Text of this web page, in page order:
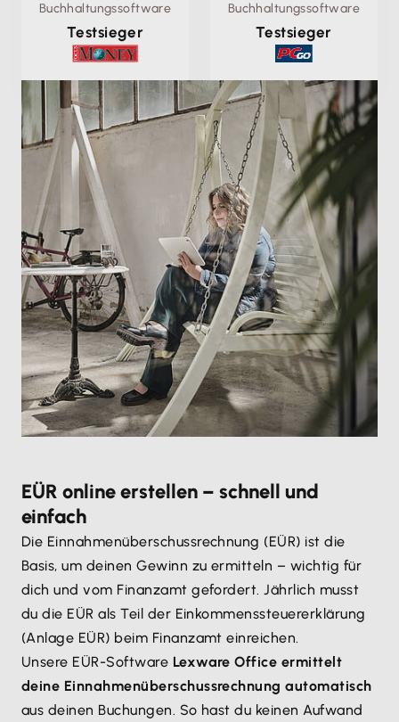
Buchhaltungssoftware
Testsieger
Buchhaltungssoftware
Testsieger
EÜR online erstellen – schnell und
einfach
Die Einnahmenüberschussrechnung (EÜR) ist die
Basis, um deinen Gewinn zu ermitteln – wichtig für
dich und vom Finanzamt gefordert. Jährlich musst
du die EÜR als Teil der Einkommenssteuererklärung
(Anlage EÜR) beim Finanzamt einreichen.
Unsere EÜR-Software Lexware Office ermittelt
deine Einnahmenüberschussrechnung automatisch
aus deinen Buchungen. So hast du keinen Aufwand